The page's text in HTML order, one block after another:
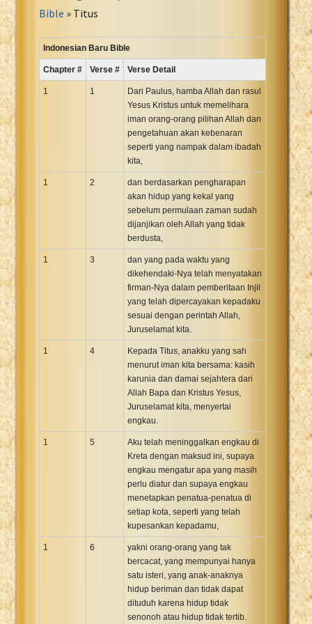
Russian Synodal 1876 Bible
Russian Synodal Bible Win-1251
Spanish RV 1909 Bible
Spanish Sag. Escrituras 1569
Swahili New Testament
Tagalog John and James
Ukrainian 1871 NT
Vietnamese 1934 Bible
Bible » Titus
Indonesian Baru Bible
Chapter # Verse # Verse Detail
1 1
Dari Paulus, hamba Allah dan rasul
Yesus Kristus untuk memelihara
iman orang-orang pilihan Allah dan
pengetahuan akan kebenaran
seperti yang nampak dalam ibadah
kita,
1 2
dan berdasarkan pengharapan
akan hidup yang kekal yang
sebelum permulaan zaman sudah
dijanjikan oleh Allah yang tidak
berdusta,
1 3
dan yang pada waktu yang
dikehendaki-Nya telah menyatakan
firman-Nya dalam pemberitaan Injil
yang telah dipercayakan kepadaku
sesuai dengan perintah Allah,
Juruselamat kita.
1 4
Kepada Titus, anakku yang sah
menurut iman kita bersama: kasih
karunia dan damai sejahtera dari
Allah Bapa dan Kristus Yesus,
Juruselamat kita, menyertai
engkau.
1 5
Aku telah meninggalkan engkau di
Kreta dengan maksud ini, supaya
engkau mengatur apa yang masih
perlu diatur dan supaya engkau
menetapkan penatua-penatua di
setiap kota, seperti yang telah
kupesankan kepadamu,
1 6
yakni orang-orang yang tak
bercacat, yang mempunyai hanya
satu isteri, yang anak-anaknya
hidup beriman dan tidak dapat
dituduh karena hidup tidak
senonoh atau hidup tidak tertib.